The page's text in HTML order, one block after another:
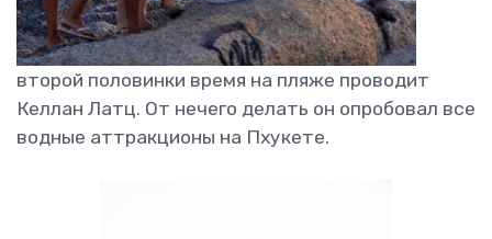
второй половинки время на пляже проводит
Келлан Латц. От нечего делать он опробовал все
водные аттракционы на Пхукете.